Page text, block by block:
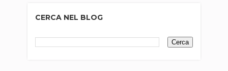
CERCA NEL BLOG